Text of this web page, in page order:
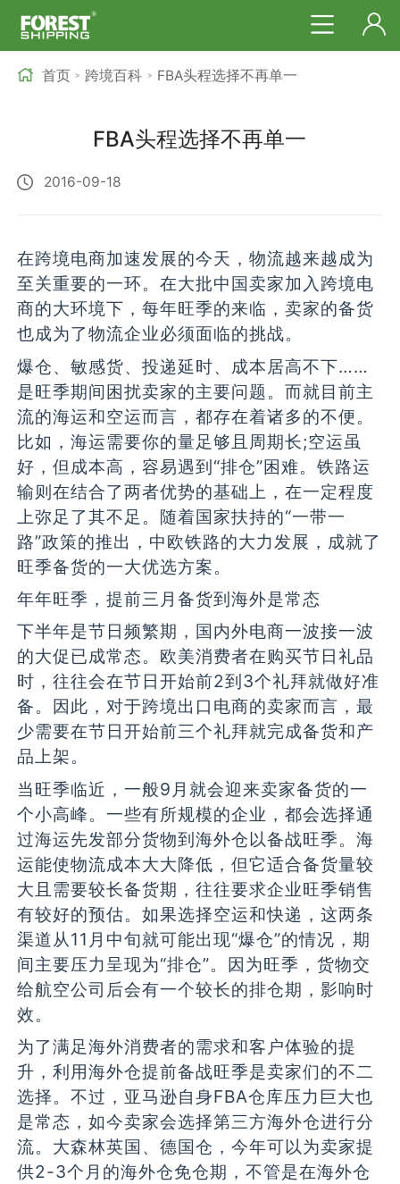
首页 > 跨境百科 > FBA头程选择不再单一
FBA头程选择不再单一
2016-09-18
在跨境电商加速发展的今天，物流越来越成为
至关重要的一环。在大批中国卖家加入跨境电
商的大环境下，每年旺季的来临，卖家的备货
也成为了物流企业必须面临的挑战。
爆仓、敏感货、投递延时、成本居高不下……
是旺季期间困扰卖家的主要问题。而就目前主
流的海运和空运而言，都存在着诸多的不便。
比如，海运需要你的量足够且周期长;空运虽
好，但成本高，容易遇到“排仓”困难。铁路运
输则在结合了两者优势的基础上，在一定程度
上弥足了其不足。随着国家扶持的“一带一
路”政策的推出，中欧铁路的大力发展，成就了
旺季备货的一大优选方案。
年年旺季，提前三月备货到海外是常态
下半年是节日频繁期，国内外电商一波接一波
的大促已成常态。欧美消费者在购买节日礼品
时，往往会在节日开始前2到3个礼拜就做好准
备。因此，对于跨境出口电商的卖家而言，最
少需要在节日开始前三个礼拜就完成备货和产
品上架。
当旺季临近，一般9月就会迎来卖家备货的一
个小高峰。一些有所规模的企业，都会选择通
过海运先发部分货物到海外仓以备战旺季。海
运能使物流成本大大降低，但它适合备货量较
大且需要较长备货期，往往要求企业旺季销售
有较好的预估。如果选择空运和快递，这两条
渠道从11月中旬就可能出现“爆仓”的情况，期
间主要压力呈现为“排仓”。因为旺季，货物交
给航空公司后会有一个较长的排仓期，影响时
效。
为了满足海外消费者的需求和客户体验的提
升，利用海外仓提前备战旺季是卖家们的不二
选择。不过，亚马逊自身FBA仓库压力巨大也
是常态，如今卖家会选择第三方海外仓进行分
流。大森林英国、德国仓，今年可以为卖家提
供2-3个月的海外仓免仓期，不管是在海外仓